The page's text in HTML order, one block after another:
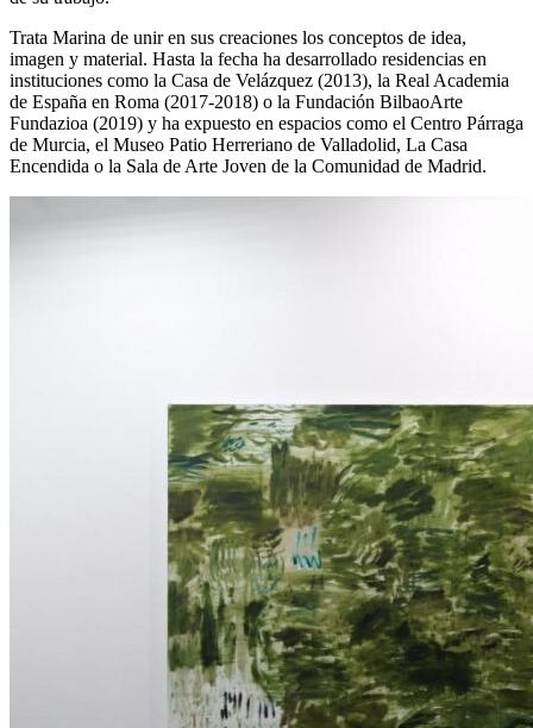
Trata Marina de unir en sus creaciones los conceptos de idea,
imagen y material. Hasta la fecha ha desarrollado residencias en
instituciones como la Casa de Velázquez (2013), la Real Academia
de España en Roma (2017-2018) o la Fundación BilbaoArte
Fundazioa (2019) y ha expuesto en espacios como el Centro Párraga
de Murcia, el Museo Patio Herreriano de Valladolid, La Casa
Encendida o la Sala de Arte Joven de la Comunidad de Madrid.